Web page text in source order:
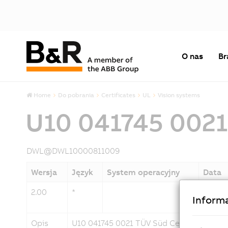
O nas
Home Do pobrania Certificates UL Vision systems
U10 041745
DWL@DWL10000811009
Wersja Język System operacyjny Data
2.00
*
Opis
U10 041745 0021 TÜV Süd Certificate